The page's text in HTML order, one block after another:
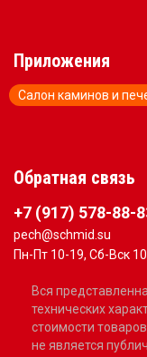
Приложения
Салон каминов и
Обратная связь
+7 (917) 578-88-
pech@schmid.su
Пн-Пт 10-19, Сб-Вск
Вся
технических
стоимости
не является